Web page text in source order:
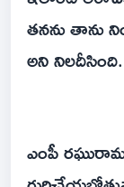
తనను తాను
అని నిలదీసింది.
ఎంపీ